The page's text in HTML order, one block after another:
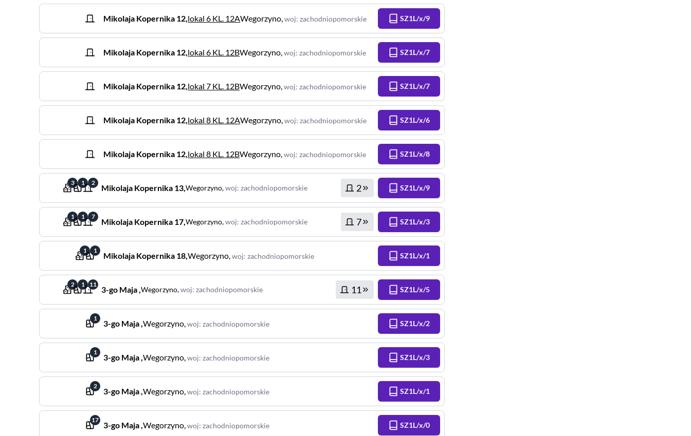
Mikolaja Kopernika 12,lokal 6 KL. 12AWegorzyno,woj:zachodniopomorskie SZ1L/x/9
Mikolaja Kopernika 12,lokal 6 KL. 12BWegorzyno,woj:zachodniopomorskie SZ1L/x/7
Mikolaja Kopernika 12,lokal 7 KL. 12BWegorzyno,woj:zachodniopomorskie SZ1L/x/7
Mikolaja Kopernika 12,lokal 8 KL. 12AWegorzyno,woj:zachodniopomorskie SZ1L/x/6
Mikolaja Kopernika 12,lokal 8 KL. 12BWegorzyno,woj:zachodniopomorskie SZ1L/x/8
3 1 2
Mikolaja Kopernika 13,Wegorzyno,woj:zachodniopomorskie 2 SZ1L/x/9
1 1 7
Mikolaja Kopernika 17,Wegorzyno,woj:zachodniopomorskie 7 SZ1L/x/3
1 1
Mikolaja Kopernika 18,Wegorzyno,woj:zachodniopomorskie SZ1L/x/1
2 1 11
3-go Maja,Wegorzyno,woj:zachodniopomorskie 11 SZ1L/x/5
1
3-go Maja,Wegorzyno,woj:zachodniopomorskie SZ1L/x/2
1
3-go Maja,Wegorzyno,woj:zachodniopomorskie SZ1L/x/3
2
3-go Maja,Wegorzyno,woj:zachodniopomorskie SZ1L/x/1
17
3-go Maja,Wegorzyno,woj:zachodniopomorskie SZ1L/x/0